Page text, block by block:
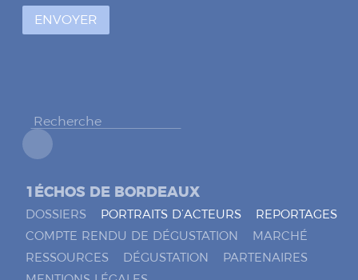
à
ENVOYER
1ÉCHOS DE BORDEAUX
DOSSIERS PORTRAITS D’ACTEURS
REPORTAGES
COMPTE RENDU DE DÉGUSTATION
MARCHÉ
RESSOURCES
DÉGUSTATION
PARTENAIRES